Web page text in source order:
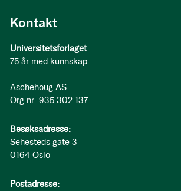
Kontakt
Universitetsforlaget
75 år med kunnskap
Aschehoug AS
Org.nr: 935 302 137
Besøksadresse:
Sehesteds gate 3
0164 Oslo
Postadresse: